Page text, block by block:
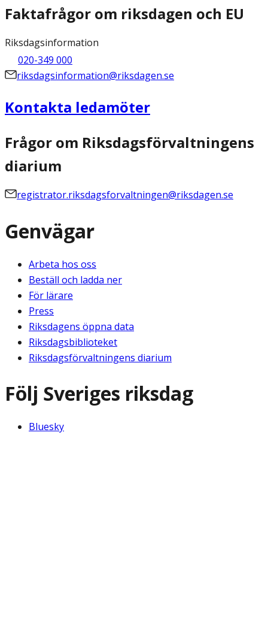
Faktafrågor om riksdagen och EU
Riksdagsinformation
020-349 000
riksdagsinformation@riksdagen.se
Kontakta ledamöter
Frågor om Riksdagsförvaltningens
diarium
registrator.riksdagsforvaltningen@riksdagen.se
Genvägar
Arbeta hos oss
Beställ och ladda ner
För lärare
Press
Riksdagens öppna data
Riksdagsbiblioteket
Riksdagsförvaltningens diarium
Följ Sveriges riksdag
Bluesky